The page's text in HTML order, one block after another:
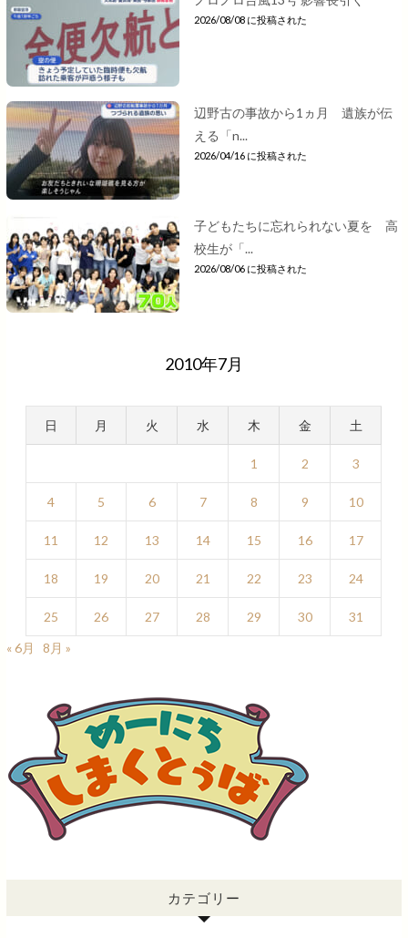
2026/08/08 に投稿された
辺野古の事故から1ヵ月 遺族が伝
える「n...
2026/04/16 に投稿された
子どもたちに忘れられない夏を 高
校生が「...
2026/08/06 に投稿された
2010年7月
日 月 火 水 木 金 土
1 2 3
4 5 6 7 8 9 10
11 12 13 14 15 16 17
18 19 20 21 22 23 24
25 26 27 28 29 30
31
« 6月
8月 »
カテゴリー